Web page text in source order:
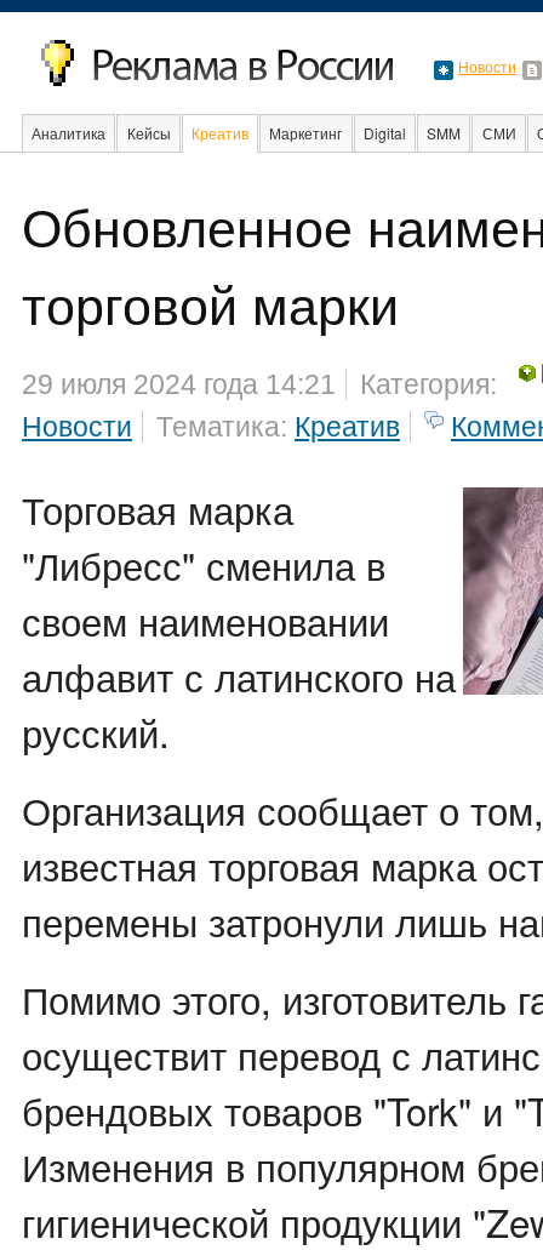
Новости
Аналитика Кейсы Креатив Маркетинг Digital SMM СМИ
Обновленное
торговой марки
29 июля 2024 года 14:21
Категория:
Новости
Тематика: Креатив
Торговая марка
"Либресс" сменила в
своем наименовании
алфавит с латинского на
русский.
Организация сообщает о
известная торговая марка
перемены затронули лишь
Помимо этого, изготовитель
осуществит перевод с
брендовых товаров "Tork" и
Изменения в популярном
гигиенической продукции